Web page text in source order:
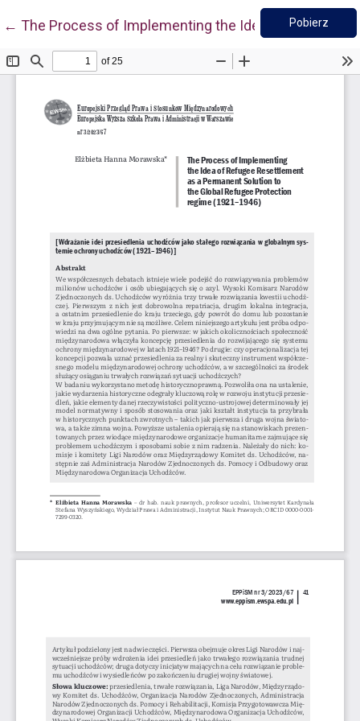
← Wróć do szczegółów artykułu
The Process of Implementing the Idea of Refugee
Pobierz